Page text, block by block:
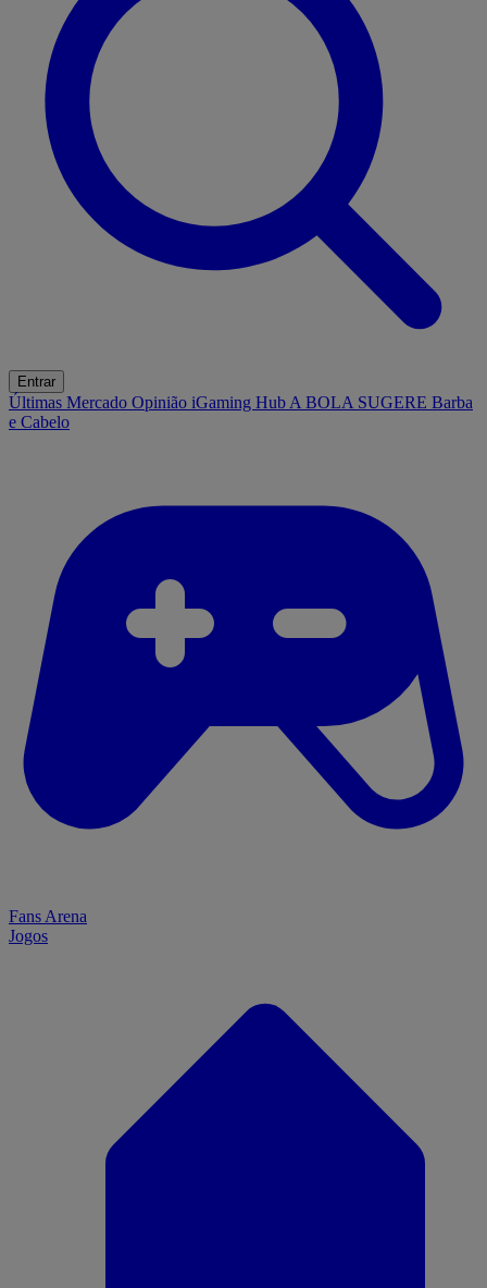
Entrar
Últimas Mercado Opinião iGaming Hub A BOLA SUGERE Barba
e Cabelo
Fans Arena
Jogos